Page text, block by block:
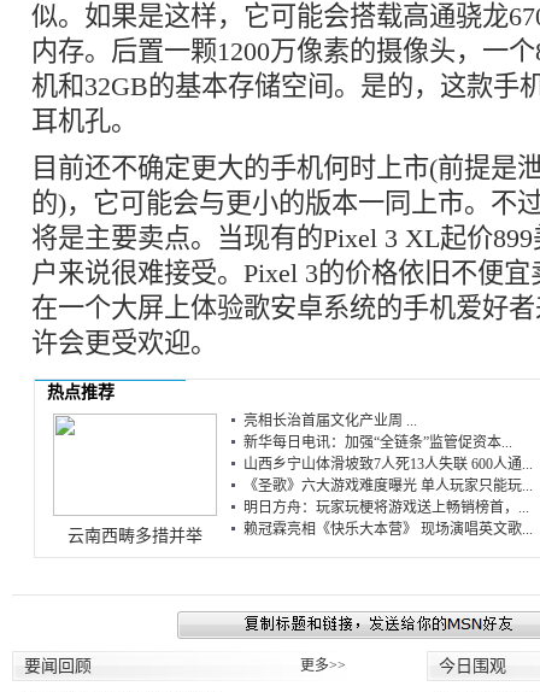
似。如果是这样，它可能会搭载高通骁龙
内存。后置一颗1200万像素的摄像头，一
机和32GB的基本存储空间。是的，这款手
耳机孔。
目前还不确定更大的手机何时上市(前提是
的)，它可能会与更小的版本一同上市。不
将是主要卖点。当现有的Pixel 3 XL起价
户来说很难接受。Pixel 3的价格依旧不便
在一个大屏上体验歌安卓系统的手机爱好
许会更受欢迎。
热点推荐
云南西畴多措并举
亮相长治首届文化产业周 ...
新华每日电讯：加强“全链条”监管促资本...
山西乡宁山体滑坡致7人死13人失联 600人通...
《圣歌》六大游戏难度曝光 单人玩家只能玩...
明日方舟：玩家玩梗将游戏送上畅销榜首，...
赖冠霖亮相《快乐大本营》 现场演唱英文歌...
要闻回顾 更多>> 今日围观